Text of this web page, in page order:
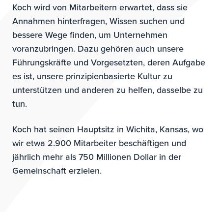
Koch wird von Mitarbeitern erwartet, dass sie
Annahmen hinterfragen, Wissen suchen und
bessere Wege finden, um Unternehmen
voranzubringen. Dazu gehören auch unsere
Führungskräfte und Vorgesetzten, deren Aufgabe
es ist, unsere prinzipienbasierte Kultur zu
unterstützen und anderen zu helfen, dasselbe zu
tun.
Koch hat seinen Hauptsitz in Wichita, Kansas, wo
wir etwa 2.900 Mitarbeiter beschäftigen und
jährlich mehr als 750 Millionen Dollar in der
Gemeinschaft erzielen.